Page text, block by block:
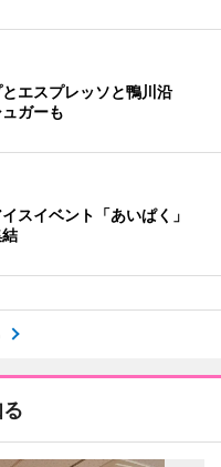
エスプレッソと鴨川沿
ガーも
スイベント「あいぱく」